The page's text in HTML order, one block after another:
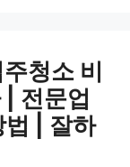
청소 비
전문업
| 잘하